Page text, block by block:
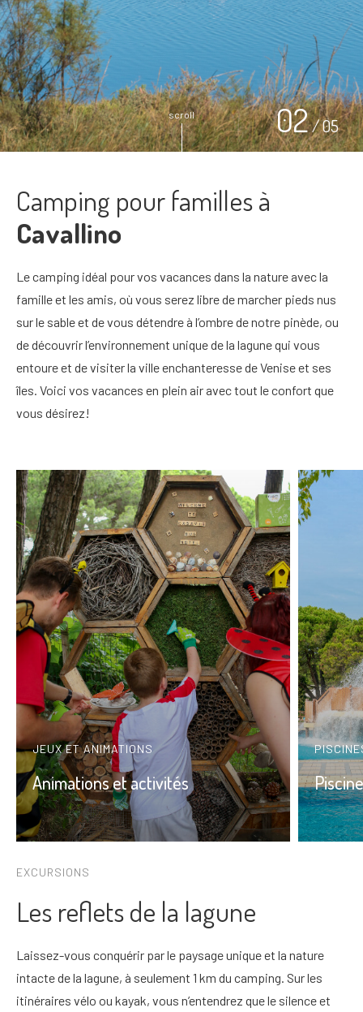
03/05
scroll
Camping pour familles à
Cavallino
Le camping idéal pour vos vacances dans la nature avec la
famille et les amis, où vous serez libre de marcher pieds nus
sur le sable et de vous détendre à l’ombre de notre pinède, ou
de découvrir l’environnement unique de la lagune qui vous
entoure et de visiter la ville enchanteresse de Venise et ses
îles. Voici vos vacances en plein air avec tout le confort que
vous désirez!
JEUX ET ANIMATIONS
Animations et activités
EXCURSIONS
Les reflets de la lagune
Laissez-vous conquérir par le paysage unique et la nature
intacte de la lagune, à seulement 1 km du camping. Sur les
itinéraires vélo ou kayak, vous n’entendrez que le silence et